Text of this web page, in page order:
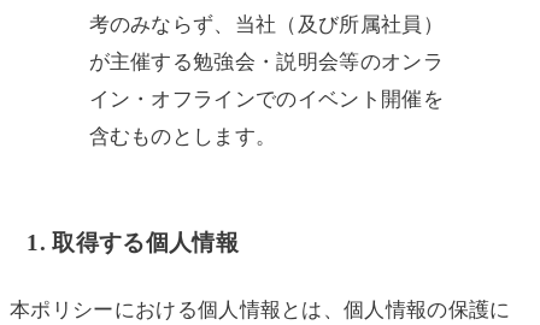
考のみならず、当社（及び所属社員）
が主催する勉強会・説明会等のオンラ
イン・オフラインでのイベント開催を
含むものとします。
1. 取得する個人情報
本ポリシーにおける個人情報とは、個人情報の保護に